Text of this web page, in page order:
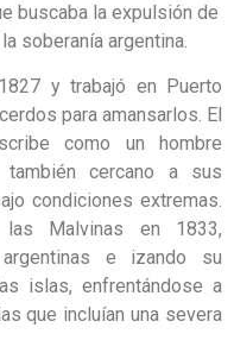
buscaba la expulsión de
soberanía argentina.
y trabajó en Puerto
para amansarlos. El
como un hombre
también cercano a sus
condiciones extremas.
Malvinas en 1833,
e izando su
islas, enfrentándose a
que incluían una severa